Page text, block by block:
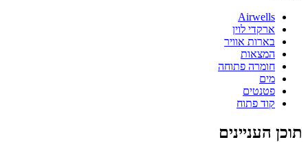
Airwells
ארקדי לוין
בארות אוויר
המצאות
חומרה פתוחה
מים
פטנטים
קוד פתוח
תוכן העניינים